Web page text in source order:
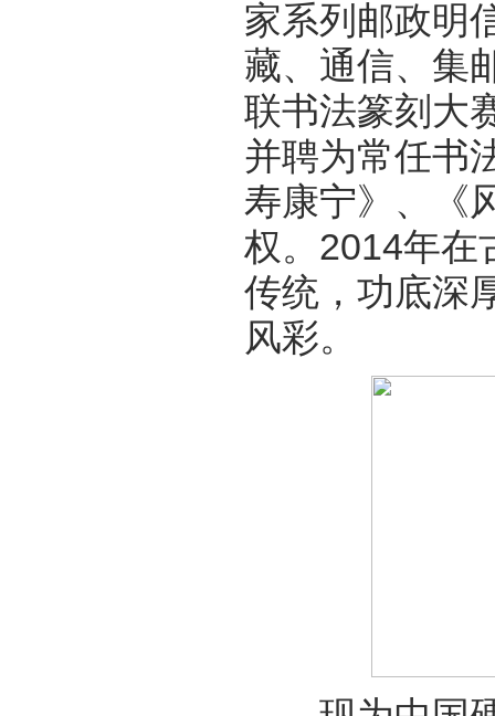
家系列邮政明
藏、通信、集
联书法篆刻大
并聘为常任书
寿康宁》、《
权。2014年在
传统，功底深
风彩。